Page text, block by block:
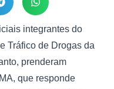
integrantes do
Tráfico de Drogas da
prenderam
que responde